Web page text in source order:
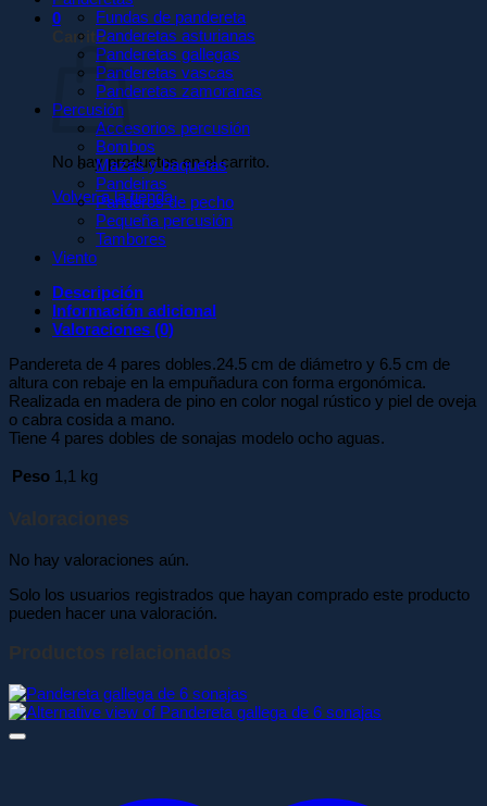
0
Carrito
No hay productos en el carrito.
Volver a la tienda
Fundas de pandereta
Panderetas asturianas
Panderetas gallegas
Panderetas vascas
Panderetas zamoranas
Percusión
Accesorios percusión
Bombos
Mazas y baquetas
Pandeiras
Panderos de pecho
Pequeña percusión
Tambores
Viento
Descripción
Información adicional
Valoraciones (0)
Pandereta de 4 pares dobles.24.5 cm de diámetro y 6.5 cm de
altura con rebaje en la empuñadura con forma ergonómica.
Realizada en madera de pino en color nogal rústico y piel de oveja
o cabra cosida a mano.
Tiene 4 pares dobles de sonajas modelo ocho aguas.
Peso 1,1 kg
Valoraciones
No hay valoraciones aún.
Solo los usuarios registrados que hayan comprado este producto
pueden hacer una valoración.
Productos relacionados